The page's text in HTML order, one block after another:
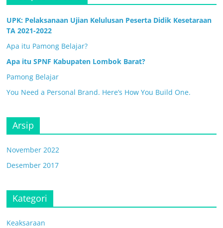
UPK: Pelaksanaan Ujian Kelulusan Peserta Didik Kesetaraan
TA 2021-2022
Apa itu Pamong Belajar?
Apa itu SPNF Kabupaten Lombok Barat?
Pamong Belajar
You Need a Personal Brand. Here’s How You Build One.
Arsip
November 2022
Desember 2017
Kategori
Keaksaraan